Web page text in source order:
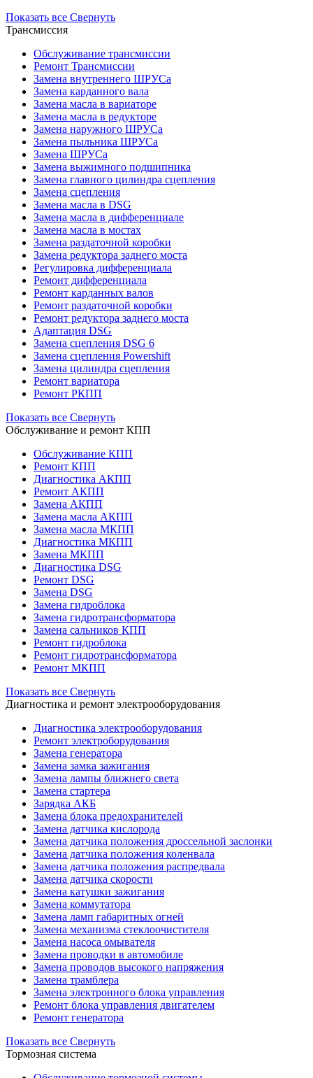
Показать все Свернуть
Трансмиссия
Обслуживание трансмиссии
Ремонт Трансмиссии
Замена внутреннего ШРУСа
Замена карданного вала
Замена масла в вариаторе
Замена масла в редукторе
Замена наружного ШРУСа
Замена пыльника ШРУСа
Замена ШРУСа
Замена выжимного подшипника
Замена главного цилиндра сцепления
Замена сцепления
Замена масла в DSG
Замена масла в дифференциале
Замена масла в мостах
Замена раздаточной коробки
Замена редуктора заднего моста
Регулировка дифференциала
Ремонт дифференциала
Ремонт карданных валов
Ремонт раздаточной коробки
Ремонт редуктора заднего моста
Адаптация DSG
Замена сцепления DSG 6
Замена сцепления Powershift
Замена цилиндра сцепления
Ремонт вариатора
Ремонт РКПП
Показать все Свернуть
Обслуживание и ремонт КПП
Обслуживание КПП
Ремонт КПП
Диагностика АКПП
Ремонт АКПП
Замена АКПП
Замена масла АКПП
Замена масла МКПП
Диагностика МКПП
Замена МКПП
Диагностика DSG
Ремонт DSG
Замена DSG
Замена гидроблока
Замена гидротрансформатора
Замена сальников КПП
Ремонт гидроблока
Ремонт гидротрансформатора
Ремонт МКПП
Показать все Свернуть
Диагностика и ремонт электрооборудования
Диагностика электрооборудования
Ремонт электроборудования
Замена генератора
Замена замка зажигания
Замена лампы ближнего света
Замена стартера
Зарядка АКБ
Замена блока предохранителей
Замена датчика кислорода
Замена датчика положения дроссельной заслонки
Замена датчика положения коленвала
Замена датчика положения распредвала
Замена датчика скорости
Замена катушки зажигания
Замена коммутатора
Замена ламп габаритных огней
Замена механизма стеклоочистителя
Замена насоса омывателя
Замена проводки в автомобиле
Замена проводов высокого напряжения
Замена трамблера
Замена электронного блока управления
Ремонт блока управления двигателем
Ремонт генератора
Показать все Свернуть
Тормозная система